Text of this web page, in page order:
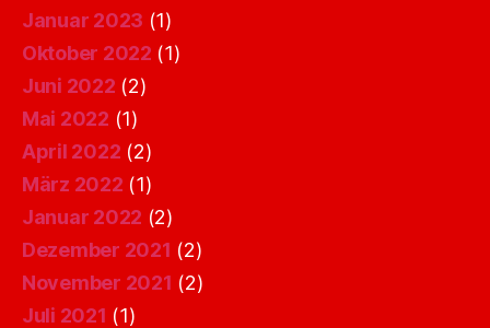
Januar 2023 (1)
Oktober 2022 (1)
Juni 2022 (2)
Mai 2022 (1)
April 2022 (2)
März 2022 (1)
Januar 2022 (2)
Dezember 2021 (2)
November 2021 (2)
Juli 2021 (1)